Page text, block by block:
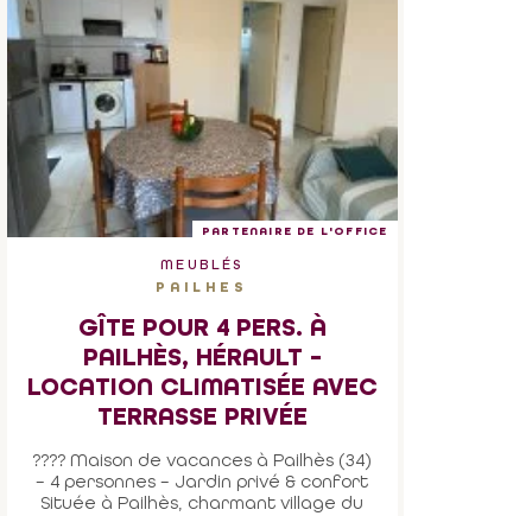
PARTENAIRE DE L'OFFICE
MEUBLÉS
PAILHES
GÎTE POUR 4 PERS. À
PAILHÈS, HÉRAULT –
LOCATION CLIMATISÉE AVEC
TERRASSE PRIVÉE
???? Maison de vacances à Pailhès (34)
– 4 personnes – Jardin privé & confort
Située à Pailhès, charmant village du